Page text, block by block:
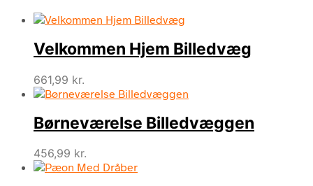
Velkommen Hjem Billedvæg
661,99 kr.
Børneværelse Billedvæggen
456,99 kr.